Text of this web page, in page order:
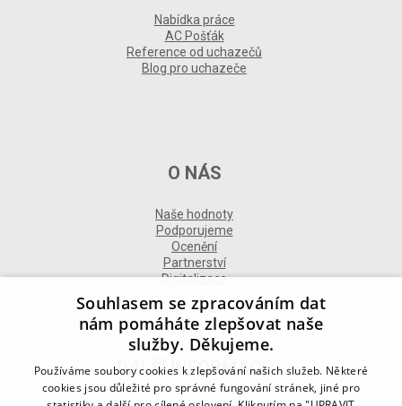
Nabídka práce
AC Pošťák
Reference od uchazečů
Blog pro uchazeče
O NÁS
Naše hodnoty
Podporujeme
Ocenění
Partnerství
Digitalizace
DALŠÍ INFORMACE
Souhlasem se zpracováním dat
nám pomáháte zlepšovat naše
služby. Děkujeme.
Používáme soubory cookies k zlepšování našich služeb. Některé
cookies jsou důležité pro správné fungování stránek, jiné pro